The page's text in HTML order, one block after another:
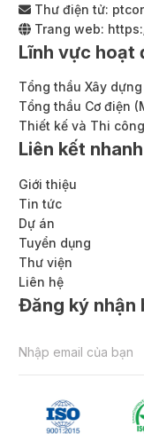
Thư điện tử:
Trang web:
Lĩnh vực hoạt
Tổng thầu Xây dựng
Tổng thầu Cơ điện
Thiết kế và Thi
Liên kết nhanh
Giới thiệu
Tin tức
Dự án
Tuyển dụng
Thư viện
Liên hệ
Đăng ký nhận